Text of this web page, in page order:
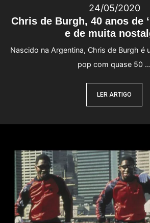
Chris de Burgh, 40 anos de
e de muita
24/05/2020
Nascido na Argentina, Chris de Burgh é
pop com quase 50 …
LER ARTIGO